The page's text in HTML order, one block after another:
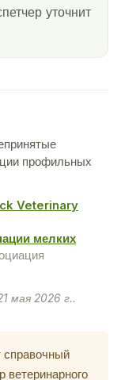
уточнит
профильных
Veterinary
мелких
мая 2026 г..
справочный
ветеринарного